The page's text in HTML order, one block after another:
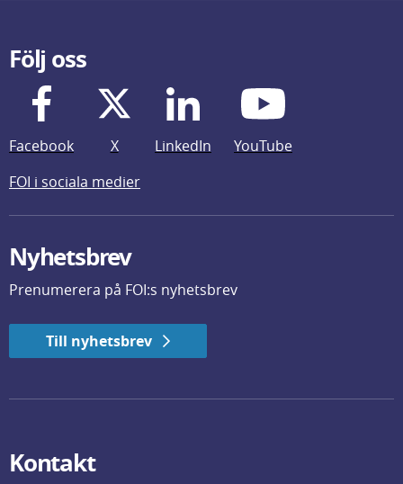
Följ oss
Facebook X LinkedIn
YouTube
FOI i sociala medier
Nyhetsbrev
Prenumerera på FOI:s nyhetsbrev
Till nyhetsbrev
Kontakt